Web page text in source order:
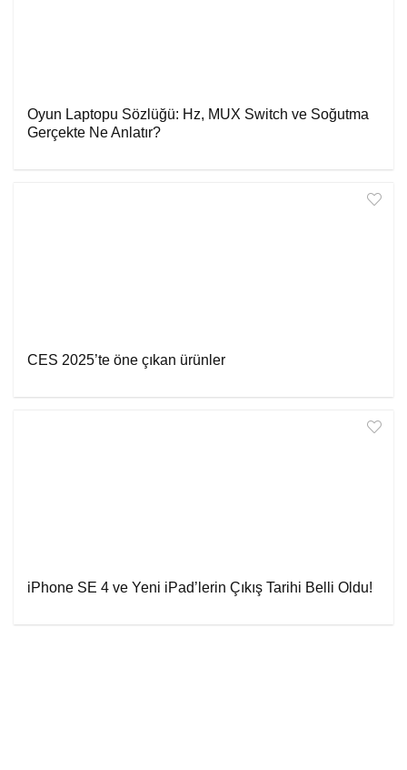
Oyun Laptopu Sözlüğü: Hz, MUX Switch ve Soğutma
Gerçekte Ne Anlatır?
CES 2025’te öne çıkan ürünler
iPhone SE 4 ve Yeni iPad’lerin Çıkış Tarihi Belli Oldu!